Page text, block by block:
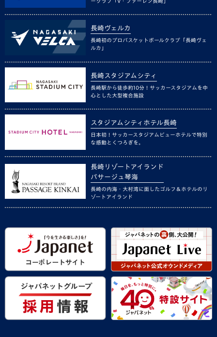
長崎ヴェルカ
長崎初のプロバスケットボールクラブ「長崎ヴェ
ルカ」
長崎スタジアムシティ
長崎駅から徒歩約10分！サッカースタジアムを中
心とした大型複合施設
スタジアムシティホテル長崎
日本初！サッカースタジアムビューホテルで特別
な感動とくつろぎを。
長崎リゾートアイランド
パサージュ琴海
長崎の内海・大村湾に面したゴルフ＆ホテルのリ
ゾートアイランド